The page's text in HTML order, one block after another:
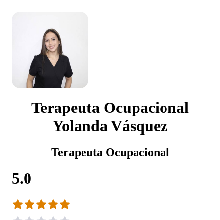
Terapeuta Ocupacional
Yolanda Vásquez
Terapeuta Ocupacional
5.0